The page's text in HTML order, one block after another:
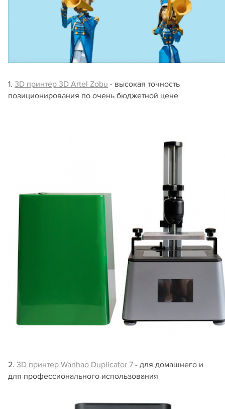
1. 3D принтер 3D Artel Zobu - высокая точность
позиционирования по очень бюджетной цене
2. 3D принтер Wanhao Duplicator 7 - для домашнего и
для профессионального использования